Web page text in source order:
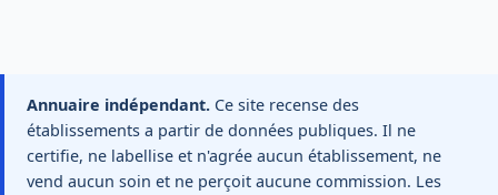
Annuaire indépendant. Ce site recense des
établissements a partir de données publiques. Il ne
certifie, ne labellise et n'agrée aucun établissement, ne
vend aucun soin et ne perçoit aucune commission. Les